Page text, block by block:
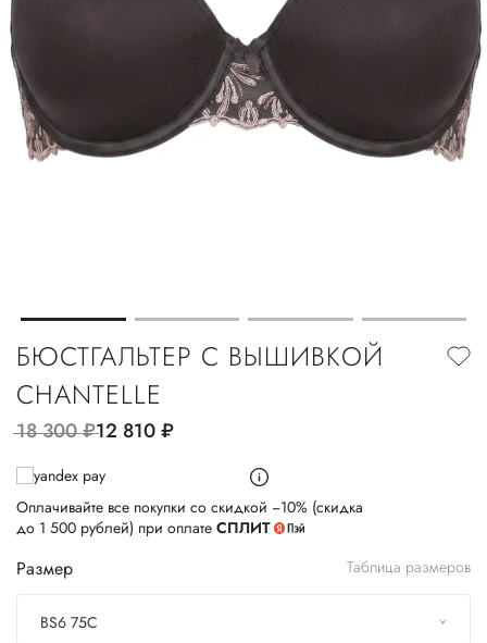
БЮСТГАЛЬТЕР С ВЫШИВКОЙ
CHANTELLE
18 300руб.12 810руб.
Оплачивайте все покупки со скидкой −10% (скидка
до 1 500 рублей) при оплате СПЛИТ
Размер Таблица размеров
BS6 75C